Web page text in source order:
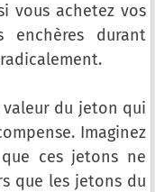
vous achetez vos
enchères durant
du jeton qui
Imaginez
ces jetons ne
que les jetons du